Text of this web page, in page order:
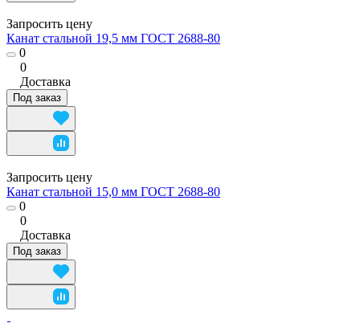
Запросить цену
Канат стальной 19,5 мм ГОСТ 2688-80
0
0
Доставка
Под заказ
Запросить цену
Канат стальной 15,0 мм ГОСТ 2688-80
0
0
Доставка
Под заказ